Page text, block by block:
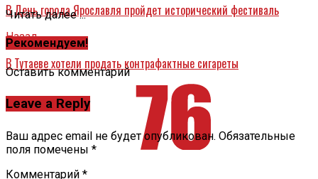
В День города Ярославля пройдет исторический фестиваль
Назад
В Тутаеве хотели продать контрафактные сигареты
Читать далее ...
Рекомендуем!
Оставить комментарий
Leave a Reply
Ваш адрес email не будет опубликован. Обязательные
поля помечены *
Комментарий *